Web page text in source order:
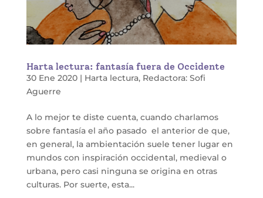
Harta lectura: fantasía fuera de Occidente
30 Ene 2020| Harta lectura, Redactora: Sofi
Aguerre
A lo mejor te diste cuenta, cuando charlamos
sobre fantasía el año pasado el anterior de que,
en general, la ambientación suele tener lugar en
mundos con inspiración occidental, medieval o
urbana, pero casi ninguna se origina en otras
culturas. Por suerte, esta...